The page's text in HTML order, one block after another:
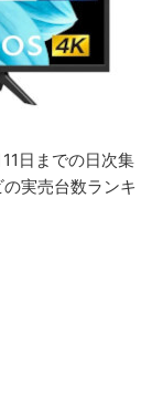
日までの日次集
実売台数ランキ